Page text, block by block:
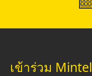
เข้าร่วม